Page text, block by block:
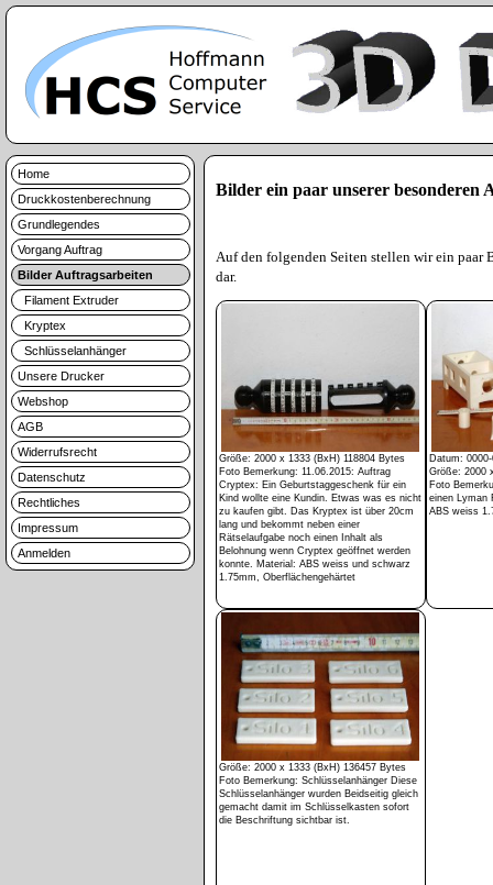
Home
Druckkostenberechnung
Grundlegendes
Vorgang Auftrag
Bilder Auftragsarbeiten
Filament Extruder
Kryptex
Schlüsselanhänger
Unsere Drucker
Webshop
AGB
Widerrufsrecht
Datenschutz
Rechtliches
Impressum
Anmelden
Bilder ein paar unserer besonderen
Auf den folgenden Seiten stellen wir ein paar
dar.
Größe: 2000 x 1333 (BxH) 118804 Bytes
Foto Bemerkung: 11.06.2015: Auftrag
Cryptex: Ein Geburtstaggeschenk für ein
Kind wollte eine Kundin. Etwas was es nicht
zu kaufen gibt. Das Kryptex ist über 20cm
lang und bekommt neben einer
Rätselaufgabe noch einen Inhalt als
Belohnung wenn Cryptex geöffnet werden
konnte. Material: ABS weiss und schwarz
1.75mm, Oberflächengehärtet
Datum:
Größe: 2000
Foto
einen Lyman
ABS weiss
Größe: 2000 x 1333 (BxH) 136457 Bytes
Foto Bemerkung: Schlüsselanhänger Diese
Schlüsselanhänger wurden Beidseitig gleich
gemacht damit im Schlüsselkasten sofort
die Beschriftung sichtbar ist.